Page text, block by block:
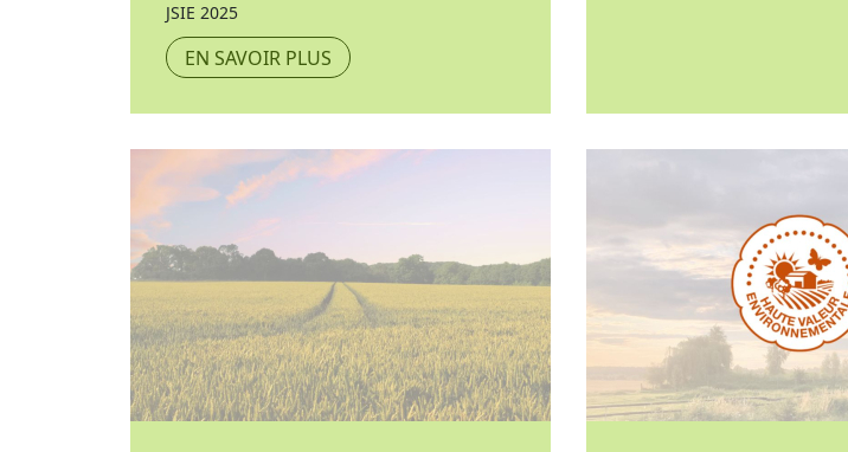
JSIE 2025
EN SAVOIR PLUS